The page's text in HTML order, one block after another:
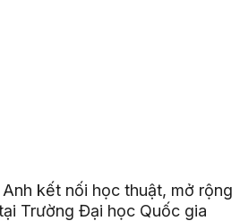
kết nối học thuật, mở rộng
Trường Đại học Quốc gia